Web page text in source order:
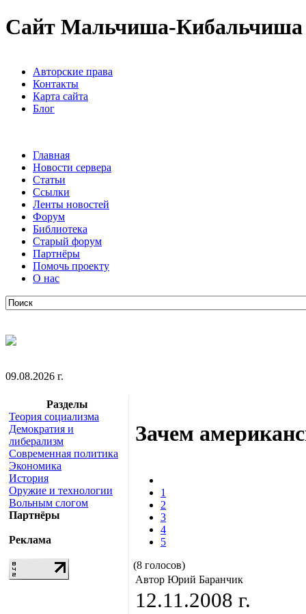
Сайт Мальчиша-Кибальчиша
Авторские права
Контакты
Карта сайта
Блог
Главная
Новости сервера
Статьи
Ссылки
Ленты новостей
Форум
Библиотека
Старый форум
Партнёры
Помочь проекту
О нас
09.08.2026 г.
Разделы
Теория социализма
Демократия и
либерализм
Современная политика
Экономика
История
Оружие и технологии
Вольным слогом
Партнёры
Реклама
Зачем
1
2
3
4
5
(8 голосов)
Автор Юрий Баранчик
12.11.2008 г.